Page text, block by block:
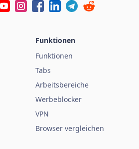
Funktionen
Funktionen
Tabs
Arbeitsbereiche
Werbeblocker
VPN
Browser vergleichen